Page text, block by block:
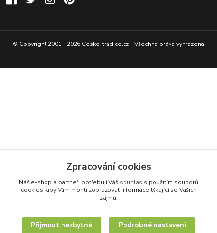
© Copyright 2001 - 2026 Ceske-tradice.cz - Všechna práva vyhrazena
Zpracování cookies
Náš e-shop a partneři potřebují Váš souhlas s použitím souborů
cookies, aby Vám mohli zobrazovat informace týkající se Vašich
zájmů.
Přijmout nezbytné Podrobné nastavení